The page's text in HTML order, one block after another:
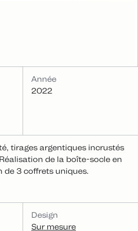
Année
2022
tirages argentiques incrustés
de la boîte-socle en
3 coffrets uniques.
Design
Sur mesure